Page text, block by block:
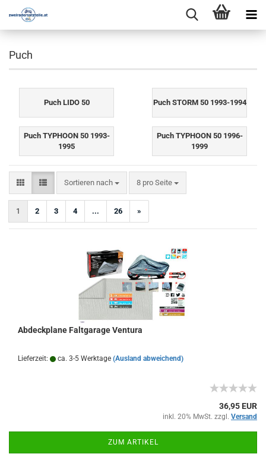
Puch
Puch LIDO 50 Puch STORM 50 1993-1994
Puch TYPHOON 50 1993-
1995
Puch TYPHOON 50 1996-
1999
Sortieren nach
Sortieren nach 8 pro Seite
pro Seite
1 2 3 4 ... 26 »
Abdeckplane Faltgarage Ventura
Lieferzeit: ca. 3-5 Werktage (Ausland abweichend)
36,95 EUR
inkl. 20% MwSt. zzgl. Versand
ZUM ARTIKEL